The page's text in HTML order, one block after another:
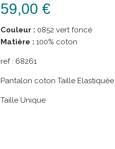
59,00 €
Couleur : 0852 vert foncé
Matière : 100% coton
ref : 68261
Pantalon coton Taille Elastiquée
Taille Unique